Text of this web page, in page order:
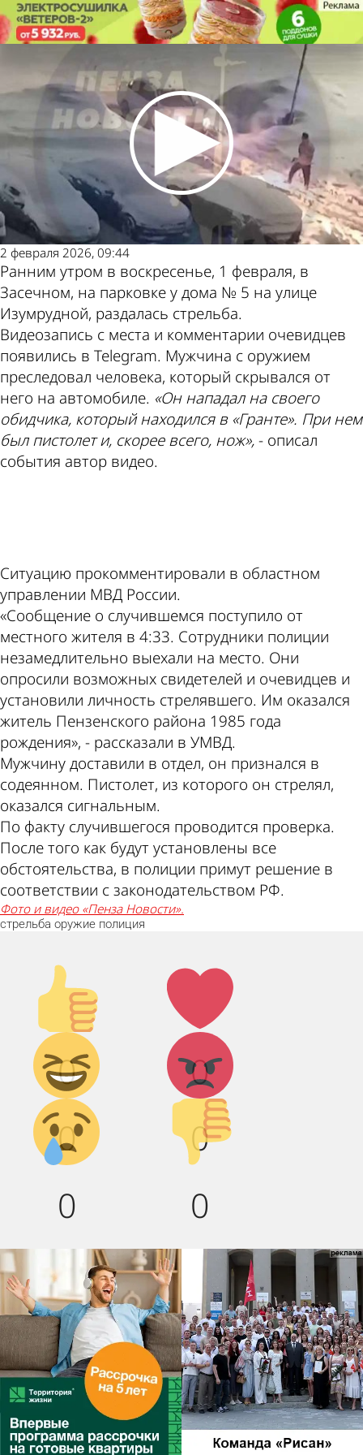
На улице Изумрудной в
Засечном устроили стрельбу
Происшествия
2 февраля 2026, 09:44
Ранним утром в воскресенье, 1 февраля, в
Засечном, на парковке у дома № 5 на улице
Изумрудной, раздалась стрельба.
Видеозапись с места и комментарии очевидцев
появились в Telegram. Мужчина с оружием
преследовал человека, который скрывался от
него на автомобиле. «Он нападал на своего
обидчика, который находился в «Гранте». При нем
был пистолет и, скорее всего, нож»,- описал
события автор видео.
Ситуацию прокомментировали в областном
управлении МВД России.
«Сообщение о случившемся поступило от
местного жителя в 4:33. Сотрудники полиции
незамедлительно выехали на место. Они
опросили возможных свидетелей и очевидцев и
установили личность стрелявшего. Им оказался
житель Пензенского района 1985 года
рождения», - рассказали в УМВД.
Мужчину доставили в отдел, он признался в
содеянном. Пистолет, из которого он стрелял,
оказался сигнальным.
По факту случившегося проводится проверка.
После того как будут установлены все
обстоятельства, в полиции примут решение в
соответствии с законодательством РФ.
Фото и видео «Пенза Новости».
стрельба оружие полиция
Палец
вверх!
0
Лайк!
0
Дикий
смех!
0
Агрессия!
0
Грусть :(
0
Палец
вниз!
0
На улице Изумрудной в
Засечном устроили стрельбу
Другие новости
по теме
Погода и курсы
валют в Пензе